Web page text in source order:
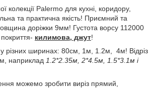
колекції Palermo для кухні, коридору,
та практична якість! Приємний та
доріжки 9мм! Густота ворсу 112000
килимова, джут!
різних ширинах: 80см, 1м, 1.2м, 4м! Відріз
наприклад 1.2*2.35м, 2*4.5м, 1.5*3.1м і
можемо зробити виріз прямий,